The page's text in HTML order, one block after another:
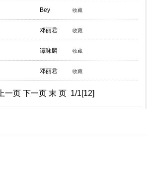
Bey 收藏
邓丽君 收藏
谭咏麟 收藏
邓丽君 收藏
一页 下一页 末 页 1/1[12]